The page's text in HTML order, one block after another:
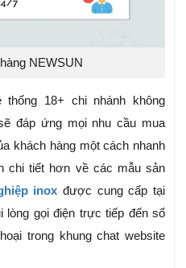
NEWSUN
thống 18+ chi nhánh không
đáp ứng mọi nhu cầu mua
khách hàng một cách nhanh
chi tiết hơn về các mẫu sản
inox được cung cấp tại
lòng gọi điện trực tiếp đến số
trong khung chat website